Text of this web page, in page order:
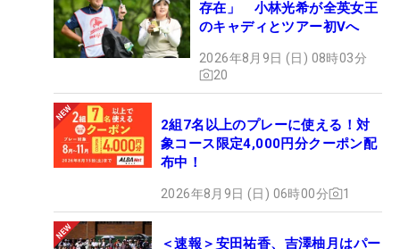
存在」 小林光希が全英女王
のキャディとツアー初Vへ
2026年8月9日 (日) 08時03分
20
2組7名以上のプレーに使える！対
象コース限定4,000円分クーポン配
布中！
2026年8月9日 (日) 06時00分 1
＜速報＞安田祐香、吉澤柚月はパー